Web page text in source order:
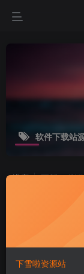
软件下载站
排序 更新 浏
下雪啦资源站